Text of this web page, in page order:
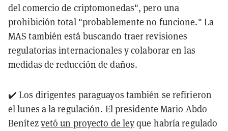
del comercio de criptomonedas", pero una
prohibición total "probablemente no funcione." La
MAS también está buscando traer revisiones
regulatorias internacionales y colaborar en las
medidas de reducción de daños.
✔️ Los dirigentes paraguayos también se refirieron
el lunes a la regulación. El presidente Mario Abdo
Benítezvetó un proyecto de leyque habría regulado